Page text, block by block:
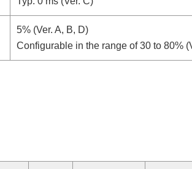
5% (Ver. A, B, D)
Configurable in the range of 30 to 80%